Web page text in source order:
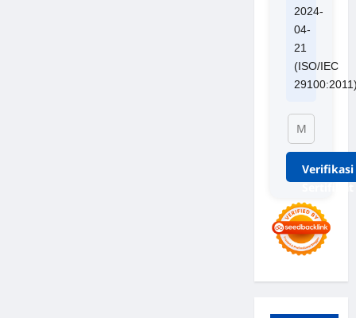
2024-
04-
21
(ISO/IEC
Verifikasi
Sertifikat